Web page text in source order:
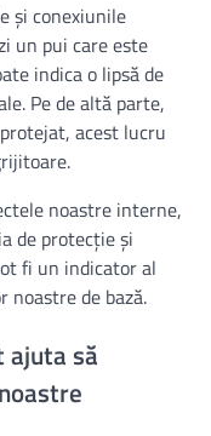
și conexiunile
un pui care este
indica o lipsă de
Pe de altă parte,
acest lucru
noastre interne,
de protecție și
fi un indicator al
noastre de bază.
ajuta să